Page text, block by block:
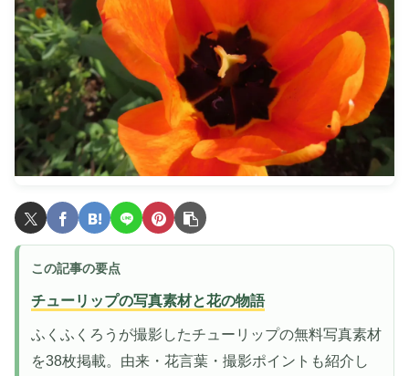
この記事の要点
チューリップの写真素材と花の物語
ふくふくろうが撮影したチューリップの無料写真素材
を38枚掲載。由来・花言葉・撮影ポイントも紹介し